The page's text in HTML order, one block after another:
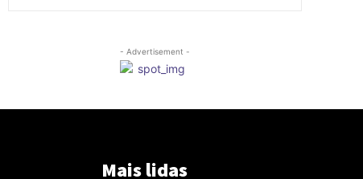
- Advertisement -
Mais lidas